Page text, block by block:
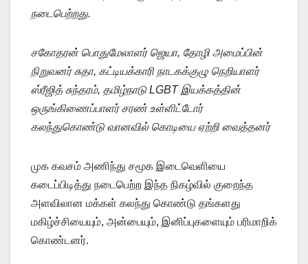
நடைபெற்றது.
சகோதரன் பொதுமேலாளர் ஜெயா, தோழி அமைப்பின்
நிறுவனர் சுதா, கட்டியக்காரி நாடகக்குழு நெறியாளர்
ஸ்ரீஜித் சுந்தரம், தமிழ்நாடு LGBT இயக்கத்தின்
ஒருங்கிணைப்பாளர் சரண் உள்ளிட்டோர்
கலந்துகொண்டு வானவில் கொடியை ஏற்றி வைத்தனர்
முக கவசம் அணிந்து சமூக இடைவெளியை
கடைப்பிடித்து நடைபெற்ற இந்த நிகழ்வில் குறைந்த
அளவிலான மக்கள் கலந்து கொண்டு தங்களது
மகிழ்ச்சியையும், அன்பையும், இனிப்புகளையும் பரிமாறிக்
கொண்டனர்.